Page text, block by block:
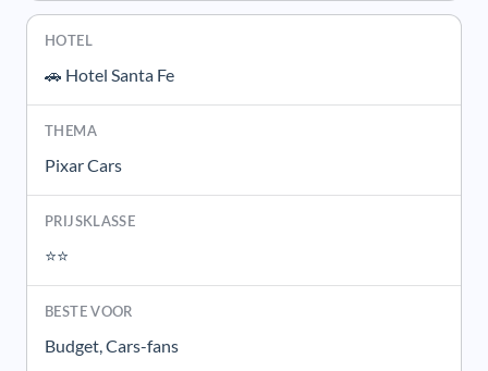
🚗 Hotel Santa Fe
Pixar Cars
⭐⭐
Budget, Cars-fans